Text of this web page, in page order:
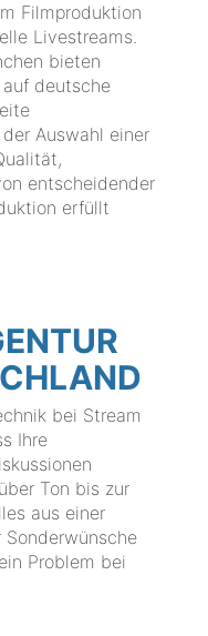
Filmproduktion
Livestreams.
bieten
deutsche
Auswahl einer
entscheidender
erfüllt
bei Stream
Ihre
Ton bis zur
aus einer
Sonderwünsche
Problem bei